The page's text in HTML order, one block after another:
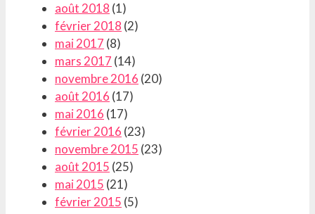
août 2018 (1)
février 2018 (2)
mai 2017 (8)
mars 2017 (14)
novembre 2016 (20)
août 2016 (17)
mai 2016 (17)
février 2016 (23)
novembre 2015 (23)
août 2015 (25)
mai 2015 (21)
février 2015 (5)